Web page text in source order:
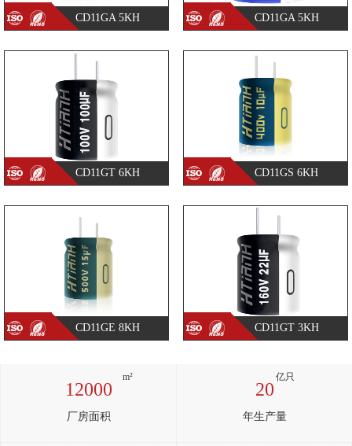
CD11GA 5KH CD11GA 5KH
CD11GT 6KH CD11GS 6KH
CD11GE 8KH CD11GT 3KH
12000
厂房面积
20
年生产量